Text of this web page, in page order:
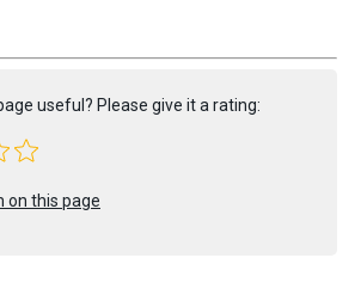
useful? Please give it a rating:
on this page